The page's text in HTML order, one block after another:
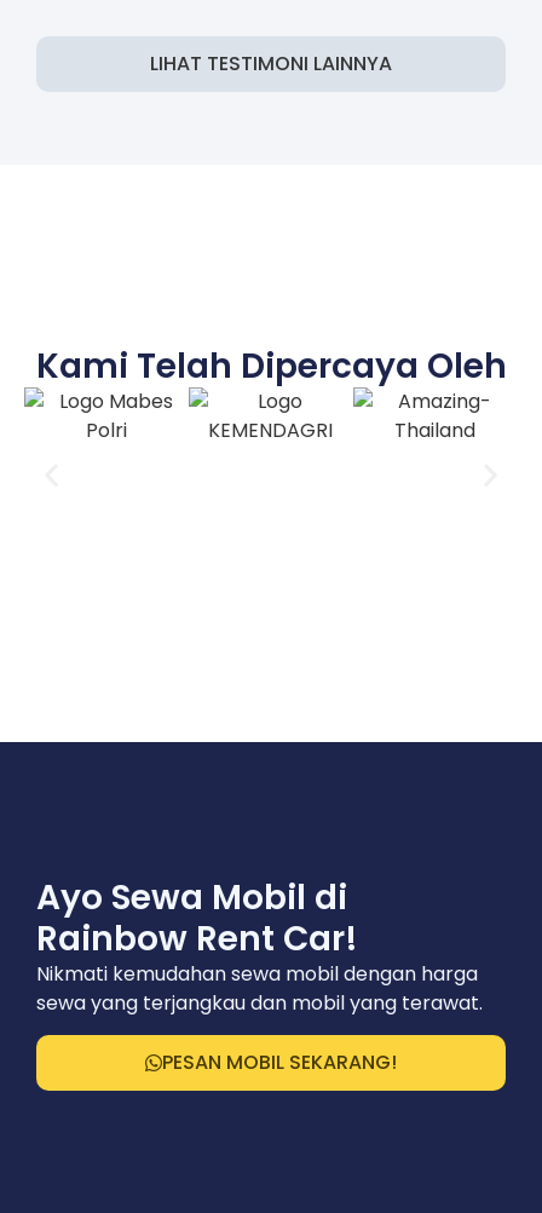
LIHAT TESTIMONI LAINNYA
Kami Telah Dipercaya Oleh
Ayo Sewa Mobil di
Rainbow Rent Car!
Nikmati kemudahan sewa mobil dengan harga
sewa yang terjangkau dan mobil yang terawat.
PESAN MOBIL SEKARANG!